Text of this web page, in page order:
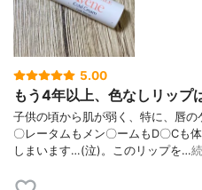
5.00
もう4年以上、色なしリップ
子供の頃から肌が弱く、特に、唇
〇レータムもメン〇ームもD〇Cも
しまいます…(泣)。このリップを…